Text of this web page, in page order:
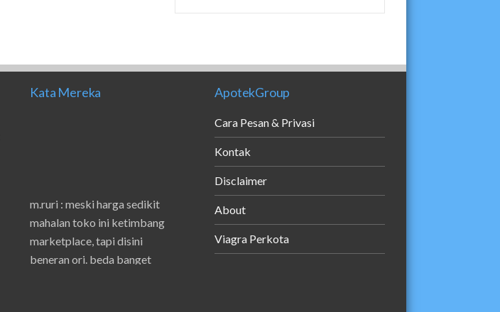
Kata Mereka
m.ruri : meski harga sedikit
mahalan toko ini ketimbang
marketplace, tapi disini
beneran ori. beda banget
ApotekGroup
Cara Pesan & Privasi
Kontak
Disclaimer
About
Viagra Perkota